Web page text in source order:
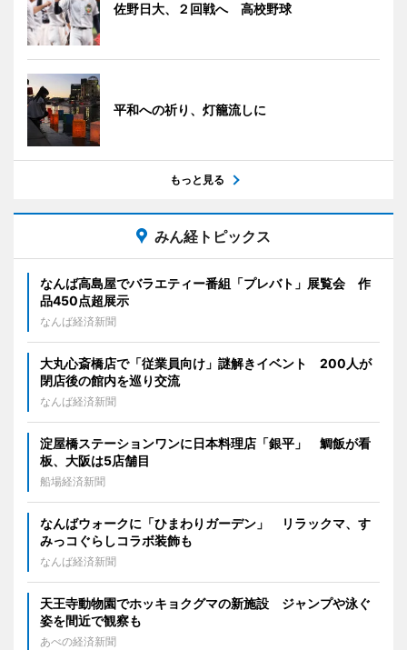
佐野日大、２回戦へ 高校野球
平和への祈り、灯籠流しに
もっと見る
みん経トピックス
なんば高島屋でバラエティー番組「プレバト」展覧会 作
品450点超展示
なんば経済新聞
大丸心斎橋店で「従業員向け」謎解きイベント 200人が
閉店後の館内を巡り交流
なんば経済新聞
淀屋橋ステーションワンに日本料理店「銀平」 鯛飯が看
板、大阪は5店舗目
船場経済新聞
なんばウォークに「ひまわりガーデン」 リラックマ、す
みっコぐらしコラボ装飾も
なんば経済新聞
天王寺動物園でホッキョクグマの新施設 ジャンプや泳ぐ
姿を間近で観察も
あべの経済新聞